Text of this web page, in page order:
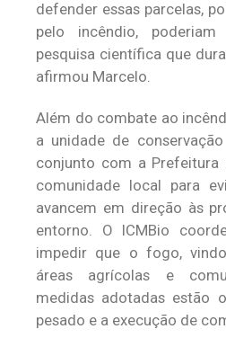
defender essas parcelas,
pelo incêndio,
pesquisa científica que
afirmou Marcelo.
Além do combate ao
a unidade de
conjunto com a Prefeitura
comunidade local para
avancem em direção às
entorno. O ICMBio
impedir que o fogo,
áreas agrícolas e
medidas adotadas estão
pesado e a execução de